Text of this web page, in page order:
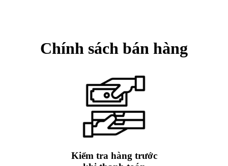
Chính sách bán hàng
Kiểm tra hàng trước